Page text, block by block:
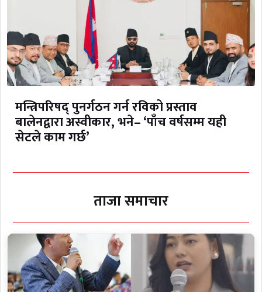
मन्त्रिपरिषद् पुनर्गठन गर्न रविको प्रस्ताव
बालेनद्वारा अस्वीकार, भने– ‘पाँच वर्षसम्म यही
सेटले काम गर्छ’
ताजा समाचार